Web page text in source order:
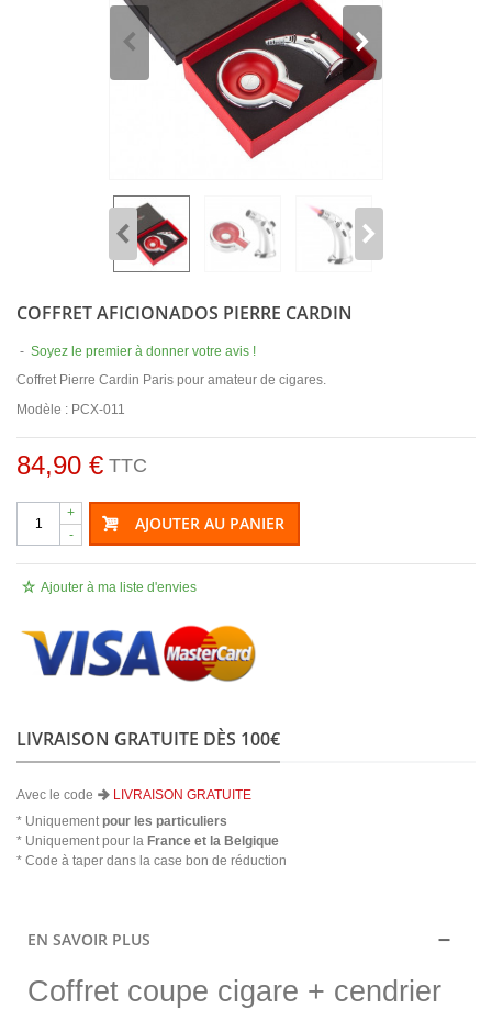
COFFRET AFICIONADOS PIERRE CARDIN
- Soyez le premier à donner votre avis !
Coffret Pierre Cardin Paris pour amateur de cigares.
Modèle : PCX-011
84,90 € TTC
-
+ AJOUTER AU PANIER
Ajouter à ma liste d'envies
LIVRAISON GRATUITE DÈS 100€
Avec le code
LIVRAISON GRATUITE
* Uniquementpour les particuliers
* Uniquement pour la France et la Belgique
* Code à taper dans la case bon de réduction
EN SAVOIR PLUS
Coffret coupe cigare + cendrier